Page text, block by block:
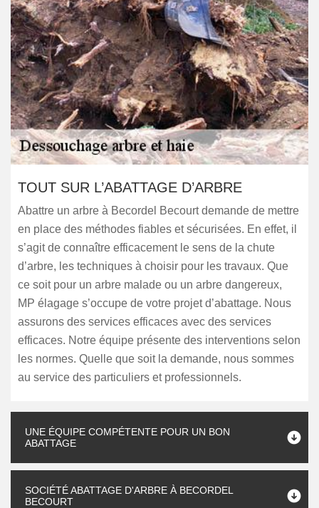
TOUT SUR L’ABATTAGE D’ARBRE
Abattre un arbre à Becordel Becourt demande de mettre
en place des méthodes fiables et sécurisées. En effet, il
s’agit de connaître efficacement le sens de la chute
d’arbre, les techniques à choisir pour les travaux. Que
ce soit pour un arbre malade ou un arbre dangereux,
MP élagage s’occupe de votre projet d’abattage. Nous
assurons des services efficaces avec des services
efficaces. Notre équipe présente des interventions selon
les normes. Quelle que soit la demande, nous sommes
au service des particuliers et professionnels.
UNE ÉQUIPE COMPÉTENTE POUR UN BON
ABATTAGE
SOCIÉTÉ ABATTAGE D'ARBRE À BECORDEL
BECOURT